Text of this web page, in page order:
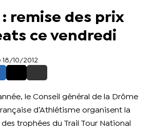
: remise des prix
ce vendredi
18/10/2012
le Conseil général de la Drôme
d’Athlétisme organisent la
trophées du Trail Tour National